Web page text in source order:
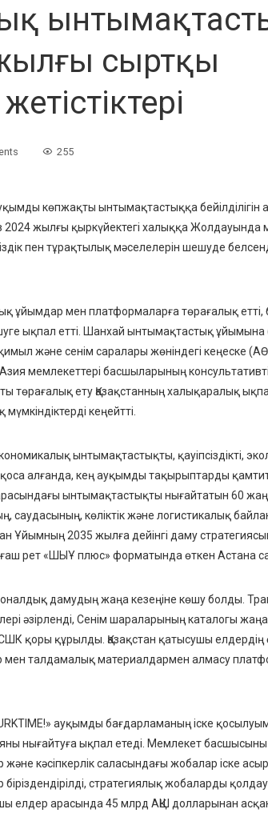
сыртқы
255
көпжақты ынтымақтастыққа бейілділігін
жылғы қыркүйектегі халыққа Жолдауында
пен тұрақтылық мәселелерін шешуде
ұйымдар мен платформаларға төрағалық етті,
ықпал етті. Шанхай ынтымақтастық ұйымына
және сенім саралары жөніндегі кеңеске
мемлекеттері басшыларының
төрағалық ету Қазақстанның халықаралық
кеңейтті.
ынтымақтастықты, қауіпсіздікті,
алғанда, кең ауқымды тақырыптарды
ынтымақтастықты нығайтатын 60
саудасының, көліктік және логистикалық
Ұйымның 2035 жылға дейінгі даму
рет «ШЫҰ плюс» форматында өткен Астана
дамудың жаңа кезеңіне көшу болды.
әзірленді, Сенім шараларының каталогы
қоры құрылды. Қазақстан қатысушы
талдамалық материалдармен алмасу
ауқымды бағдарламаның іске
нығайтуға ықпал етеді. Мемлекет
және кәсіпкерлік саласындағы жобалар іске
стратегиялық жобаларды
елдер арасында 45 млрд АҚШ долларынан